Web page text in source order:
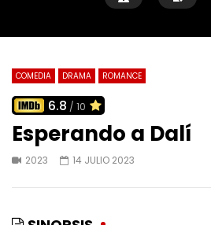
COMEDIA DRAMA ROMANCE
6.8 / 10
Esperando a Dalí
2023 14 JULIO 2023